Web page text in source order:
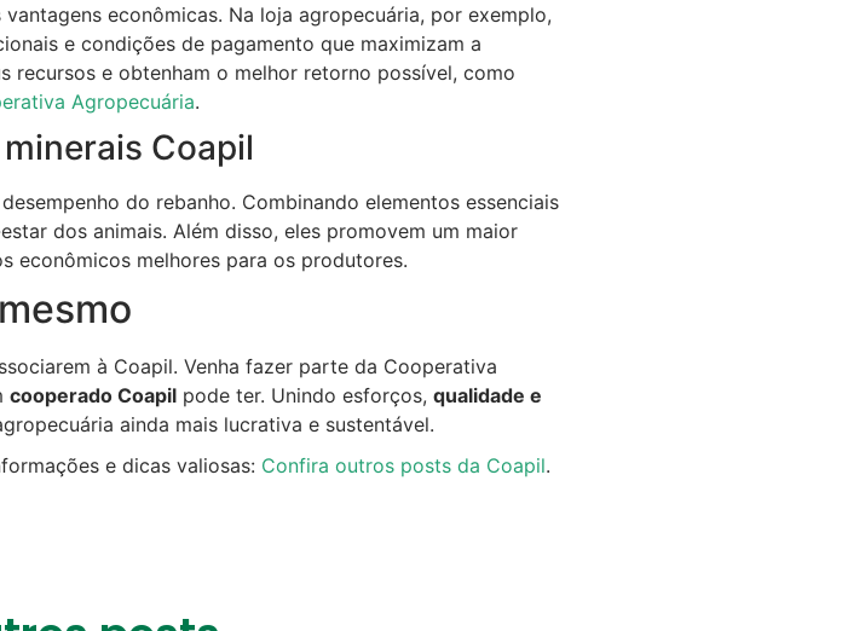
econômicas. Na loja agropecuária, por exemplo,
e condições de pagamento que maximizam a
recursos e obtenham o melhor retorno possível, como
Agropecuária.
Coapil
do rebanho. Combinando elementos essenciais
dos animais. Além disso, eles promovem um maior
econômicos melhores para os produtores.
à Coapil. Venha fazer parte da Cooperativa
cooperado Coapil pode ter. Unindo esforços, qualidade e
ainda mais lucrativa e sustentável.
e dicas valiosas: Confira outros posts da Coapil.